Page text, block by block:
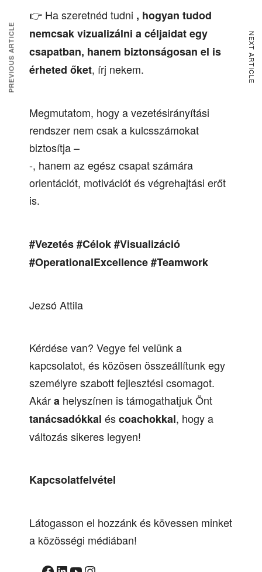
👉 Ha szeretnéd tudni , hogyan tudod
nemcsak vizualizálni a céljaidat egy
csapatban, hanem biztonságosan el is
érheted őket, írj nekem.
Megmutatom, hogy a vezetésirányítási
rendszer nem csak a kulcsszámokat
biztosítja –
-, hanem az egész csapat számára
orientációt, motivációt és végrehajtási erőt
is.
#Vezetés #Célok #Visualizáció
#OperationalExcellence #Teamwork
Jezsó Attila
Kérdése van? Vegye fel velünk a
kapcsolatot, és közösen összeállítunk egy
személyre szabott fejlesztési csomagot.
Akára helyszínen is támogathatjuk Önt
tanácsadókkal éscoachokkal, hogy a
változás sikeres legyen!
Kapcsolatfelvétel
Látogasson el hozzánk és kövessen minket
a közösségi médiában!
PREVIOUS ARTICLE NEXT ARTICLE